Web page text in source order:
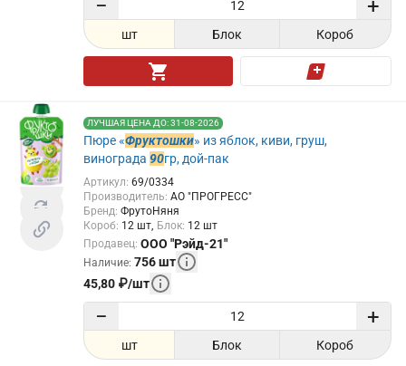
− +
шт Блок Короб
ЛУЧШАЯ ЦЕНА ДО: 31-08-2026
Пюре «Фруктошки» из яблок, киви, груш,
винограда 90гр, дой-пак
Артикул: 69/0334
Производитель: АО "ПРОГРЕСС"
Бренд: ФрутоНяня
Короб: 12 шт Блок: 12 шт
Продавец: ООО "Рэйд-21"
Наличие: 756шт
45,80 ₽/шт
− +
шт Блок Короб